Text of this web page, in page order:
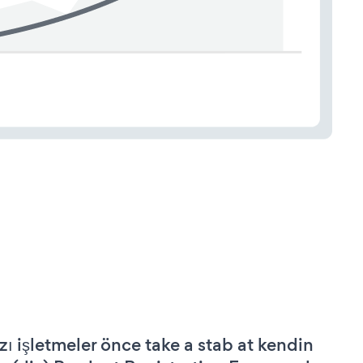
işletmeler önce take a stab at kendin